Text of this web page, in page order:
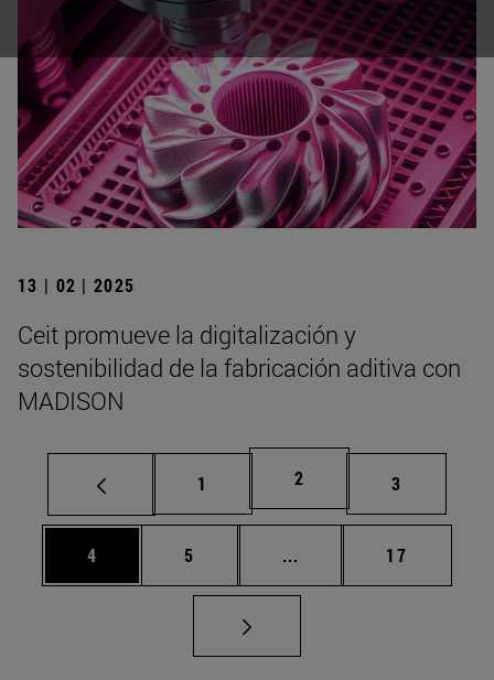
13 | 02 | 2025
Ceit promueve la digitalización y
sostenibilidad de la fabricación aditiva con
MADISON
Página
1 Página
2 Página
3
Página
4 Página
5 ... Páginas intermedias
Página
17